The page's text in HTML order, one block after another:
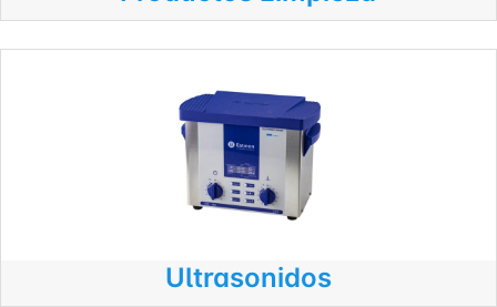
Ultrasonidos